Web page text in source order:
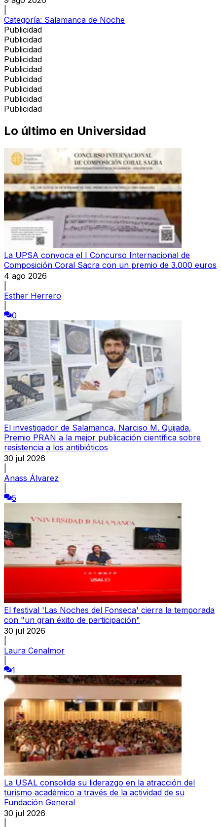
Categoría: Salamanca de Noche
Publicidad
Publicidad
Publicidad
Publicidad
Publicidad
Publicidad
Publicidad
Publicidad
Publicidad
Lo último en Universidad
La UPSA convoca el I Concurso Internacional de
Composición Coral Sacra con un premio de 3.000 euros
4 ago 2026
Esther Herrero
0
El investigador de Salamanca, Narciso M. Quijada,
Premio PRAN a la mejor publicación científica sobre
resistencia a los antibióticos
30 jul 2026
Anass Álvarez
5
El festival 'Las Noches del Fonseca' cierra la temporada
con "un gran éxito de participación"
30 jul 2026
Laura Cenalmor
1
La USAL consolida su liderazgo en la atracción del
turismo académico a través de la actividad de su
Fundación General
30 jul 2026